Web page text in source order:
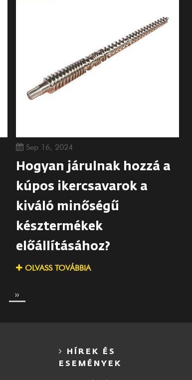
Sep 16, 2024
Hogyan járulnak hozzá a
kúpos ikercsavarok a
kiváló minőségű
késztermékek
előállításához?
OLVASS TOVÁBBIA
››
HÍREK ÉS
ESEMÉNYEK